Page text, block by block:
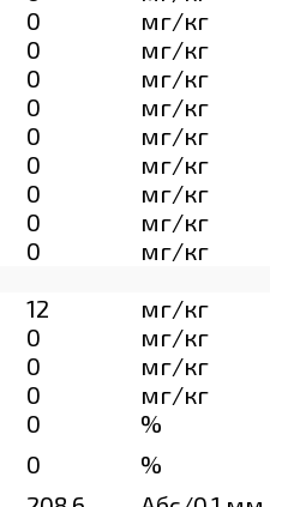
0
мг/кг
0
мг/кг
0
мг/кг
0
мг/кг
0
мг/кг
0
мг/кг
0
мг/кг
0
мг/кг
0
мг/кг
12
мг/кг
0
мг/кг
0
мг/кг
0
мг/кг
0
%
0
%